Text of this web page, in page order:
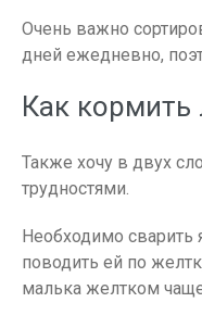
Очень важно
дней ежедневно,
Как
Также хочу в двух
трудностями.
Необходимо сварить
поводить ей по
малька желтком